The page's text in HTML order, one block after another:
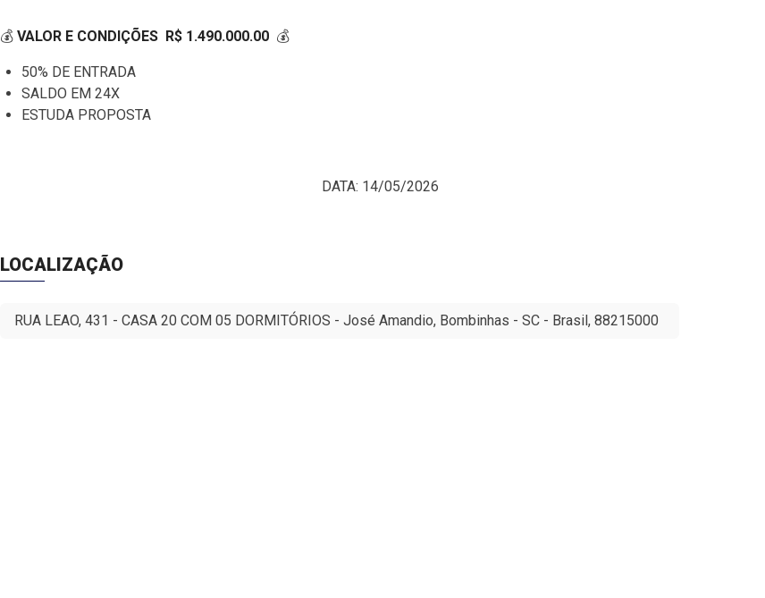
💰 VALOR E CONDIÇÕES R$ 1.490.000.00 💰
50% DE ENTRADA
SALDO EM 24X
ESTUDA PROPOSTA
DATA: 14/05/2026
LOCALIZAÇÃO
RUA LEAO, 431 - CASA 20 COM 05 DORMITÓRIOS - José Amandio, Bombinhas - SC - Brasil, 88215000